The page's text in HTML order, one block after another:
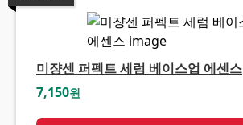
미쟝센 퍼펙트 세럼 베이스업 에센스
7,150원